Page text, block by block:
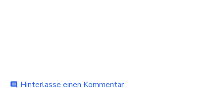
comment Hinterlasse einen Kommentarbei